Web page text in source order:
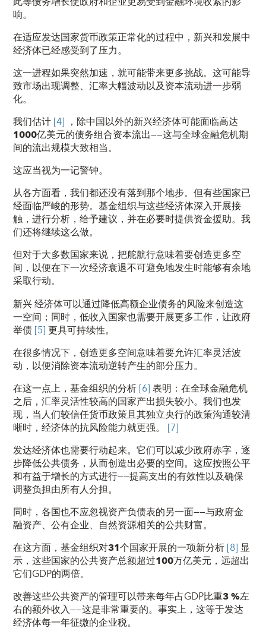
响。
在适应发达国家货币政策正常化的过程中，新兴和发展中
经济体已经感受到了压力。
这一进程如果突然加速，就可能带来更多挑战。这可能导
致市场出现调整、汇率大幅波动以及资本流动进一步弱
化。
我们估计[4] ，除中国以外的新兴经济体可能面临高达
1000亿美元的债务组合资本流出——这与全球金融危机期
间的流出规模大致相当。
这应当视为一记警钟。
从各方面看，我们都还没有落到那个地步。但有些国家已
经面临严峻的形势。基金组织与这些经济体深入开展接
触，进行分析，给予建议，并在必要时提供资金援助。我
们还将继续这么做。
但对于大多数国家来说，把舵航行意味着要创造更多空
间，以便在下一次经济衰退不可避免地发生时能够有余地
采取行动。
新兴经济体可以通过降低高额企业债务的风险来创造这
一空间；同时，低收入国家也需要开展更多工作，让政府
举债[5]更具可持续性。
在很多情况下，创造更多空间意味着要允许汇率灵活波
动，以便消除资本流动逆转产生的部分压力。
在这一点上，基金组织的分析[6]表明：在全球金融危机
之后，汇率灵活性较高的国家产出损失较小。我们也发
现，当人们较信任货币政策且其独立央行的政策沟通较清
晰时，经济体的抗风险能力就更强。 [7]
发达经济体也需要行动起来。它们可以减少政府赤字，逐
步降低公共债务，从而创造出必要的空间。这应按照公平
和有益于增长的方式进行——提高支出的有效性以及确保
调整负担由所有人分担。
同时，各国也不应忽视资产负债表的另一面——与政府金
融资产、公有企业、自然资源相关的公共财富。
在这方面，基金组织对31个国家开展的一项新分析[8]显
示，这些国家的公共资产总额超过100万亿美元 ，远超出
它们GDP的两倍。
改善这些公共资产的管理可以带来每年占GDP比重3%左
右的额外收入——这是非常重要的。事实上，这等于发达
经济体每一年征缴的企业税。